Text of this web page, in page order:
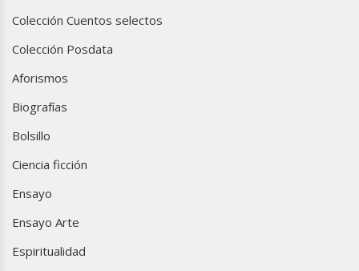
Colección Cuentos selectos
Colección Posdata
Aforismos
Biografías
Bolsillo
Ciencia ficción
Ensayo
Ensayo Arte
Espiritualidad